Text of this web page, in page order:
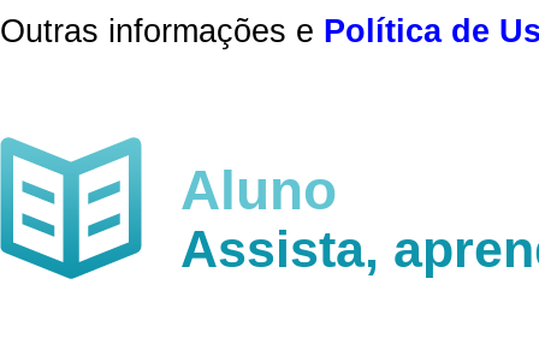
Outras informações e Política de
Aluno
Assista,